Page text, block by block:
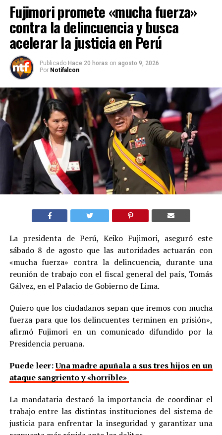
Fujimori promete «mucha fuerza»
contra la delincuencia y busca
acelerar la justicia en Perú
Publicado Hace 20 horas on agosto 9, 2026
Por Notifalcon
La presidenta de Perú, Keiko Fujimori, aseguró este
sábado 8 de agosto que las autoridades actuarán con
«mucha fuerza» contra la delincuencia, durante una
reunión de trabajo con el fiscal general del país, Tomás
Gálvez, en el Palacio de Gobierno de Lima.
Quiero que los ciudadanos sepan que iremos con mucha
fuerza para que los delincuentes terminen en prisión»,
afirmó Fujimori en un comunicado difundido por la
Presidencia peruana.
Puede leer:Una madre apuñala a sus tres hijos en un
ataque sangriento y «horrible»
La mandataria destacó la importancia de coordinar el
trabajo entre las distintas instituciones del sistema de
justicia para enfrentar la inseguridad y garantizar una